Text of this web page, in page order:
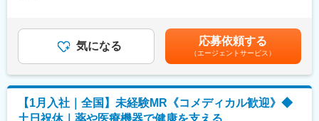
■基本的に稼働率は100%：常時、待機期間が発生することが無い
よう隙間なくアサインをしています。これも比較的少数規模に抑
えて運営を行っているからこそ実現ができていることであり、強
みの部分です。
※プロジェクトマネージャー、スーパーバイザー(SV)より、日々の
活動についてフォローを受けられる環境です。全国にSVを配置
し、素早くフォローができる体制をとっています。
■組織：約600名のコントラクトMRが在籍しています。社長をは
じめ、役員クラスが元MR出身のためMRのキャリアや育成、長期
就業について力を入れている企業です。
■特徴：
す。※その他の手当は「待遇・福利厚生」欄をご参照ください。昇
給：年1回★頑張りに応じて年収UP★赴任先の評価次第で大幅に
年収をUPできます。（年2回業績給改定）賃金はあくまでも目安
の金額であり、選考を通じて上下する可能性があります。月給(月
額)は固定手当を含めた表記です。
気になる 応募依頼する
（エージェントサービス）
【1月入社｜全国】未経験MR《コメディカル歓迎》◆
土日祝休｜薬や医療機器で健康を支える